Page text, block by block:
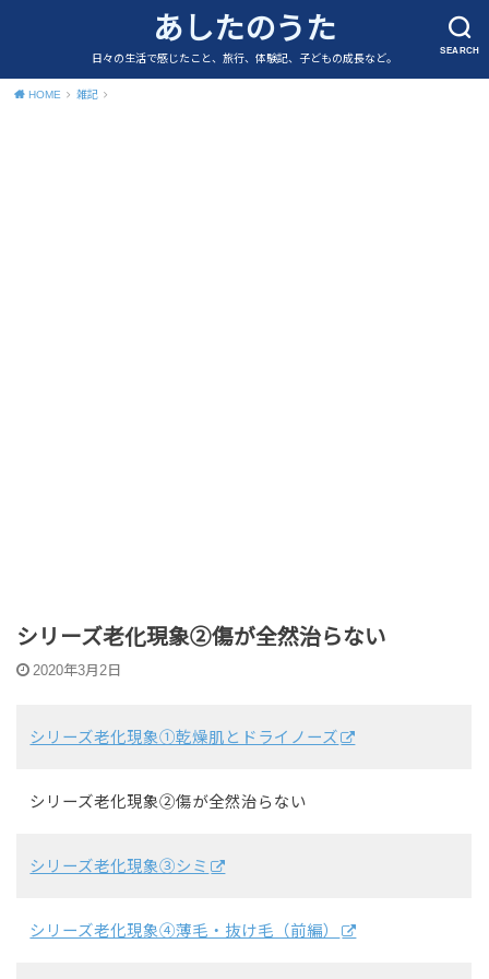
SEARCH
あしたのうた
日々の生活で感じたこと、旅行、体験記、子どもの成長など。
HOME 雑記
シリーズ老化現象②傷が全然治らない
2020年3月2日
シリーズ老化現象①乾燥肌とドライノーズ
シリーズ老化現象②傷が全然治らない
シリーズ老化現象③シミ
シリーズ老化現象④薄毛・抜け毛（前編）